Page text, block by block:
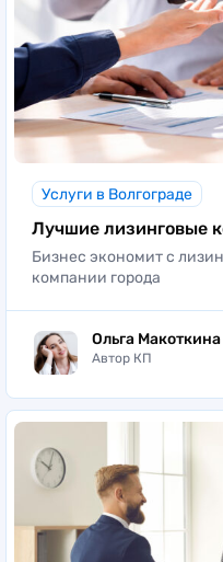
Услуги в Волгограде
Лучшие лизинговые
Бизнес экономит с
компании города
Ольга Макоткина
Автор КП